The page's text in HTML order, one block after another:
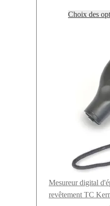
Choix des
Mesureur digital
revêtement TC